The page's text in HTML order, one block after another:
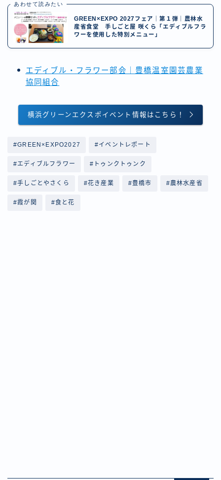
あわせて読みたい
GREEN×EXPO 2027フェア｜第１弾｜農林水
産省食堂 手しごと屋 咲くら「エディブルフラ
ワーを使用した特別メニュー」
エディブル・フラワー部会｜豊橋温室園芸農業
協同組合
横浜グリーンエクスポイベント情報はこちら！
#GREEN×EXPO2027 #イベントレポート
#エディブルフラワー #トゥンクトゥンク
#手しごとやさくら #花き産業 #豊橋市 #農林水産省
#霞が関 #食と花